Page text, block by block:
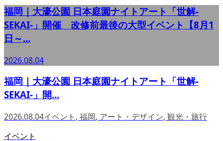
福岡｜大濠公園 日本庭園ナイトアート「世解-
SEKAI-」開催 改修前最後の大型イベント【8月1
日～...
2026.08.04
福岡｜大濠公園 日本庭園ナイトアート「世解-
SEKAI-」開...
2026.08.04イベント , 福岡, アート・デザイン, 観光・旅行
イベント